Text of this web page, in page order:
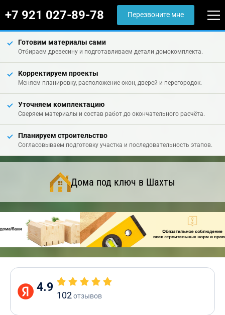
+7 921 027-89-78 Перезвоните мне
Готовим материалы сами
Отбираем древесину и подготавливаем детали домокомплекта.
Корректируем проекты
Меняем планировку, расположение окон, дверей и перегородок.
Уточняем комплектацию
Сверяем материалы и состав работ до окончательного расчёта.
Планируем строительство
Согласовываем подготовку участка и последовательность этапов.
Дома под ключ в Шахты
4.9
102отзывов